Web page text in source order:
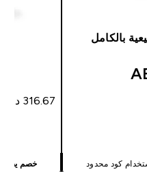
بالكامل
خصم يصل